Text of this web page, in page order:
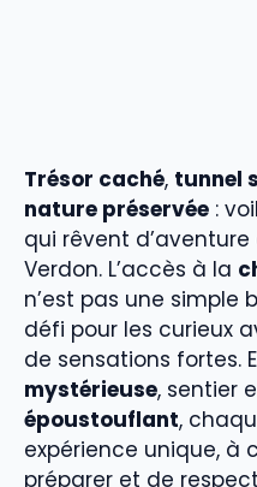
Trésor caché, tunnel
nature préservée :
qui rêvent
Verdon. L’accès à la
n’est pas une simple
défi pour les curieux
de sensations fortes.
mystérieuse, sentier
époustouflant,
expérience unique, à
préparer et de